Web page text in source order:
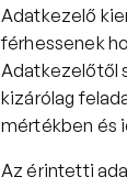
Adatkezelő
férhessenek
Adatkezelőtől
kizárólag
mértékben és
Az érintetti